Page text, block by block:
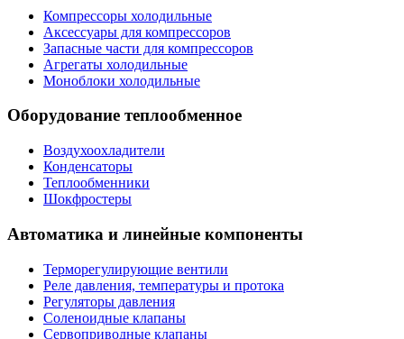
Компрессоры холодильные
Аксессуары для компрессоров
Запасные части для компрессоров
Агрегаты холодильные
Моноблоки холодильные
Оборудование теплообменное
Воздухоохладители
Конденсаторы
Теплообменники
Шокфростеры
Автоматика и линейные компоненты
Терморегулирующие вентили
Реле давления, температуры и протока
Регуляторы давления
Соленоидные клапаны
Сервоприводные клапаны